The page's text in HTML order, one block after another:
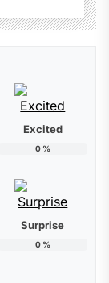
Excited
0%
Surprise
0%